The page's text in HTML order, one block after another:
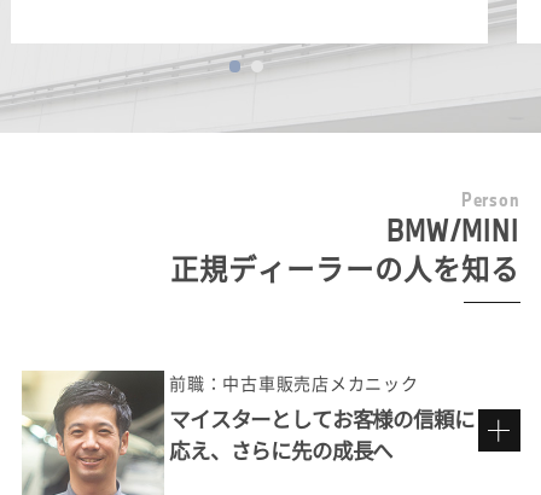
Person
BMW/MINI
正規ディーラーの人を知る
前職：中古車販売店メカニック
マイスターとしてお客様の信頼に
応え、さらに先の成長へ